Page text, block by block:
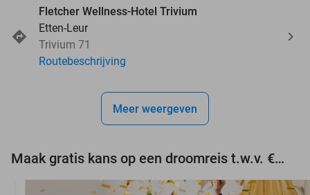
Fletcher Wellness-Hotel Trivium
Etten-Leur
Trivium 71
Routebeschrijving
Meer weergeven
Maak gratis kans op een droomreis t.w.v. €3.000!